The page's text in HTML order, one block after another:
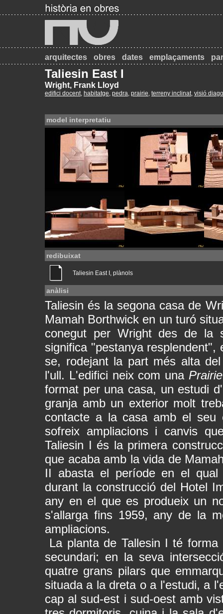
arquitectes obres dates emplaçaments
Taliesin East I
Wright, Frank Lloyd
edifici docent, habitatge, pedra, prairie, terreny inclinat, visió
model interpretatiu
redibuixat
Taliesin East I, plànols
anàlisi
Taliesin és la segona casa de
Mamah Borthwick en un turó
conegut per Wright des de la
significa "pestanya
se, rodejant la part més alta
l'ull. L'edifici neix com una
format per una casa, un estudi
granja amb un exterior molt
contacte a la casa amb el
sofreix ampliacions i canvis
Taliesin I és la primera
que acaba amb la vida de
II abasta el període en el qual
durant la construcció del Hotel
any en el que es produeix un
s'allarga fins 1959, any de la
ampliacions.
La planta de Tallesin I té
secundari; en la seva
quatre grans pilars que
situada a la dreta o a l'estudi, a
cap al sud-est i sud-oest amb